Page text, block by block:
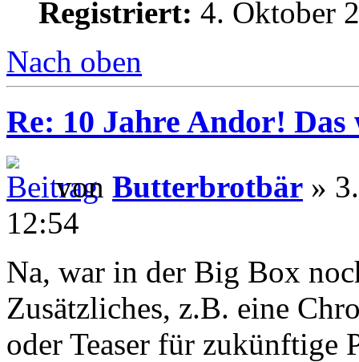
Registriert: 4. Oktober
Nach oben
Re: 10 Jahre Andor!
von Butterbrotbär »
12:54
Na, war in der Big Box
Zusätzliches, z.B. eine
oder Teaser für zukünftige